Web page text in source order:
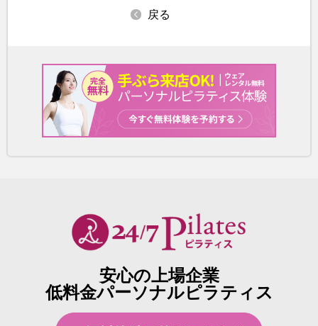
戻る
安心の上場企業
低料金パーソナルピラティス